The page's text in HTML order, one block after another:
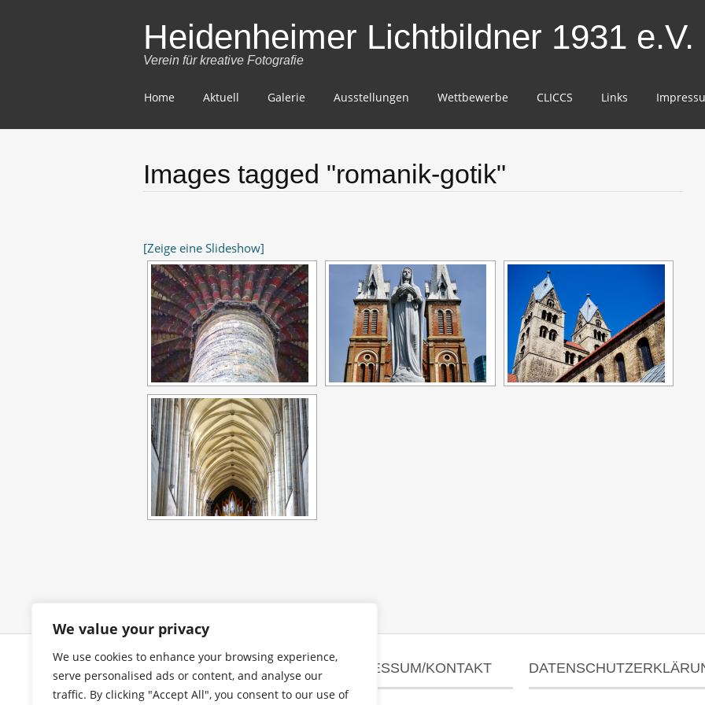
We value your privacy
We use cookies to enhance your browsing experience,
serve personalised ads or content, and analyse our
traffic. By clicking "Accept All", you consent to our use of
Heidenheimer Lichtbildner 1931 e.V.
Verein für kreative Fotografie
Skip
content
Home Aktuell Galerie Ausstellungen Wettbewerbe CLICCS Links
Images tagged "romanik-gotik"
[Zeige eine Slideshow]
COPYRIGHT IMPRESSUM/KONTAKT